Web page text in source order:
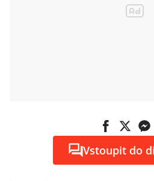
Vstoupit do